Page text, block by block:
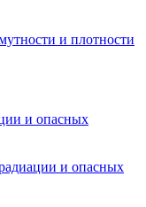
и плотности
и опасных
и опасных